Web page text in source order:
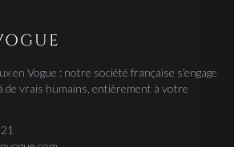
en Vogue : notre société française s'engage
de vrais humains, entièrement à votre